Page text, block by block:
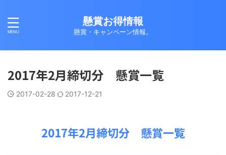
懸賞お得情報
懸賞・キャンペーン情報。
2017年2月締切分 懸賞一覧
2017-02-28 2017-12-21
2017年2月締切分 懸賞一覧